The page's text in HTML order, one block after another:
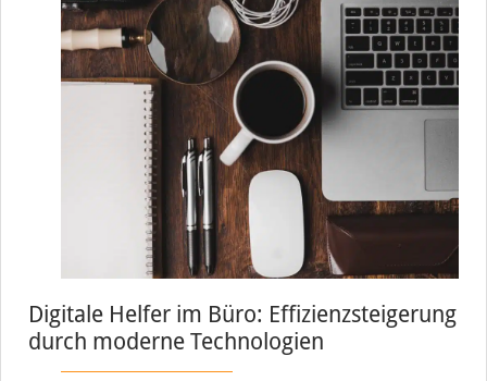
Digitale Helfer im Büro: Effizienzsteigerung
durch moderne Technologien